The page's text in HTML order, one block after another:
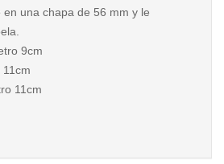
una chapa de 56 mm y le
9cm
11cm